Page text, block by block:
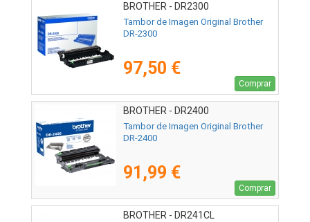
BROTHER - DR2300
Tambor de Imagen Original Brother
DR-2300
97,50 €
Comprar
BROTHER - DR2400
Tambor de Imagen Original Brother
DR-2400
91,99 €
Comprar
BROTHER - DR241CL